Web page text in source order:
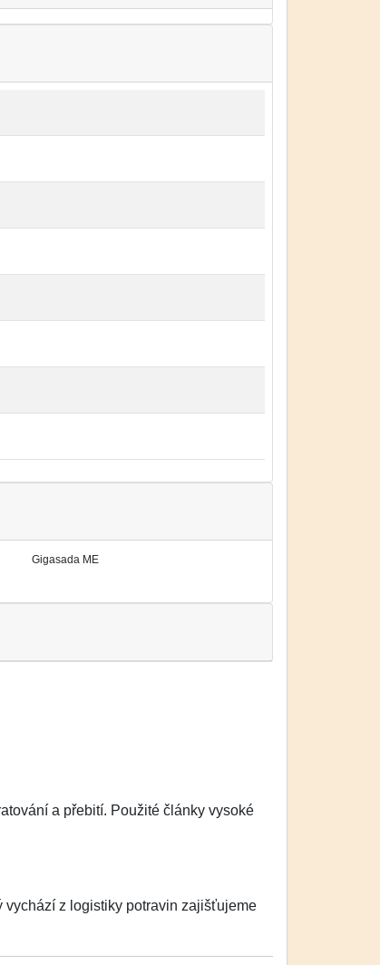
Gigasada ME
a přebití. Použité články vysoké
vychází z logistiky potravin zajišťujeme